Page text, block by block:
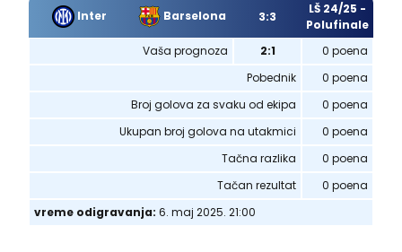
Inter Barselona 3:3
LŠ 24/25 -
Polufinale
Vaša prognoza
2:1
0 poena
Pobednik
0 poena
Broj golova za svaku od ekipa
0 poena
Ukupan broj golova na utakmici
0 poena
Tačna razlika
0 poena
Tačan rezultat
0 poena
vreme odigravanja: 6. maj 2025. 21:00